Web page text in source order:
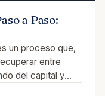
a Paso:
un proceso que,
entre
del capital y…